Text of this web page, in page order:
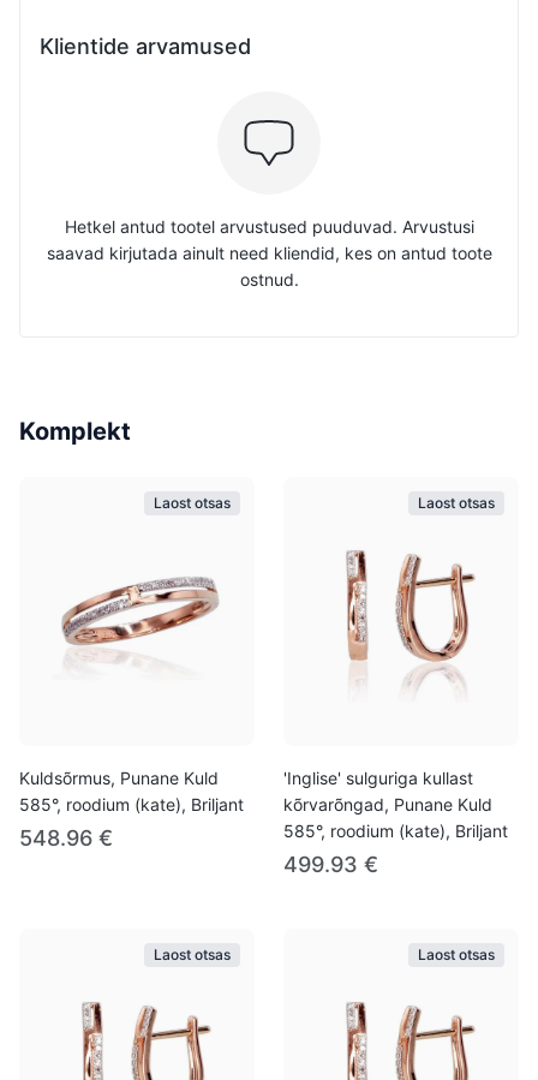
Klientide arvamused
Hetkel antud tootel arvustused puuduvad. Arvustusi
saavad kirjutada ainult need kliendid, kes on antud toote
ostnud.
Komplekt
Laost otsas
Kuldsõrmus, Punane Kuld
585°, roodium (kate), Briljant
548.96 €
Laost otsas
'Inglise' sulguriga kullast
kõrvarõngad, Punane Kuld
585°, roodium (kate), Briljant
499.93 €
Laost otsas Laost otsas